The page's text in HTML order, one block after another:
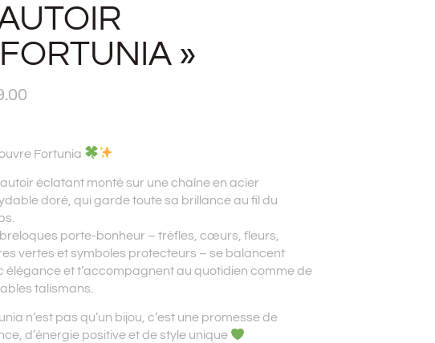
»
Fortunia
éclatant monté sur une chaîne en acier
doré, qui garde toute sa brillance au fil du
porte-bonheur – trèfles, cœurs, fleurs,
vertes et symboles protecteurs – se balancent
élégance et t’accompagnent au quotidien comme de
talismans.
n’est pas qu’un bijou, c’est une promesse de
d’énergie positive et de style unique